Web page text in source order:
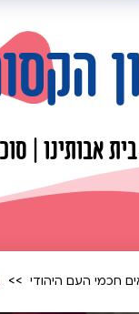
בית אבותינו |
חכמי העם היהודי